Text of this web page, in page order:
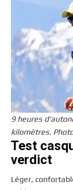
9 heures
kilomètres.
Test
verdict
Léger,